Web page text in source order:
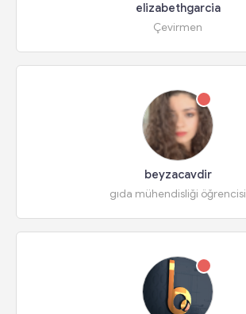
elizabethgarcia
Çevirmen
beyzacavdir
gıda mühendisliği öğrencisi